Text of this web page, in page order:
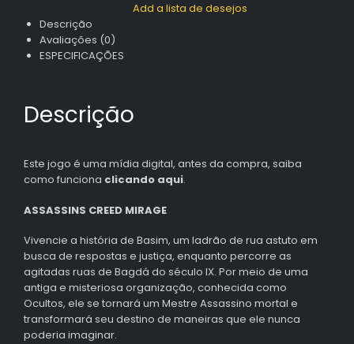
Add a lista de desejos
Descrição
Avaliações (0)
ESPECIFICAÇÕES
Descrição
Este jogo é uma mídia digital, antes da compra, saiba
como funciona clicando aqui.
ASSASSINS CREED MIRAGE
Vivencie a história de Basim, um ladrão de rua astuto em
busca de respostas e justiça, enquanto percorre as
agitadas ruas de Bagdá do século IX. Por meio de uma
antiga e misteriosa organização, conhecida como
Ocultos, ele se tornará um Mestre Assassino mortal e
transformará seu destino de maneiras que ele nunca
poderia imaginar.